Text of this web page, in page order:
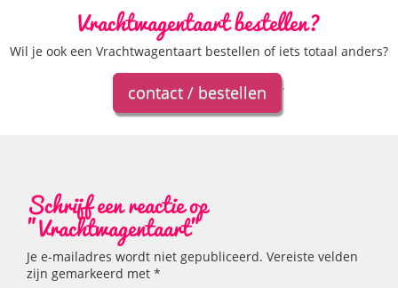
Vrachtwagentaart bestellen?
Wil je ook een Vrachtwagentaart bestellen of iets totaal anders?
contact / bestellen .
Schrijf een reactie op
"Vrachtwagentaart"
Je e-mailadres wordt niet gepubliceerd. Vereiste velden
zijn gemarkeerd met *